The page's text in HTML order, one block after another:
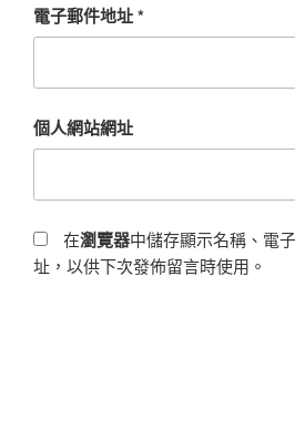
電子郵件地址*
個人網站網址
在瀏覽器中儲存顯示名稱、電
址，以供下次發佈留言時使用。